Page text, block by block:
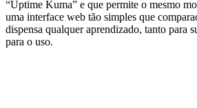
“Uptime Kuma” e que permite o mesmo
uma interface web tão simples que
dispensa qualquer aprendizado, tanto para
para o uso.